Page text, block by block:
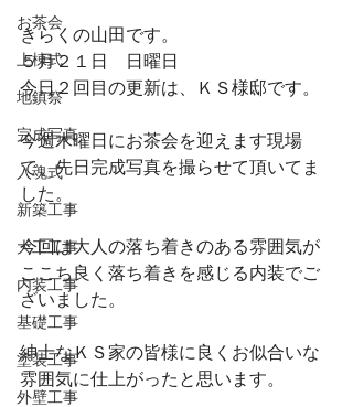
お茶会
上棟式
地鎮祭
完成写真
入魂式
新築工事
大工工事
内装工事
基礎工事
塗装工事
外壁工事
きらくの山田です。
５月２１日　日曜日
今日２回目の更新は、ＫＳ様邸です。
今週木曜日にお茶会を迎えます現場
で、先日完成写真を撮らせて頂いてま
した。
今回は大人の落ち着きのある雰囲気が
ここち良く落ち着きを感じる内装でご
ざいました。
紳士なＫＳ家の皆様に良くお似合いな
雰囲気に仕上がったと思います。